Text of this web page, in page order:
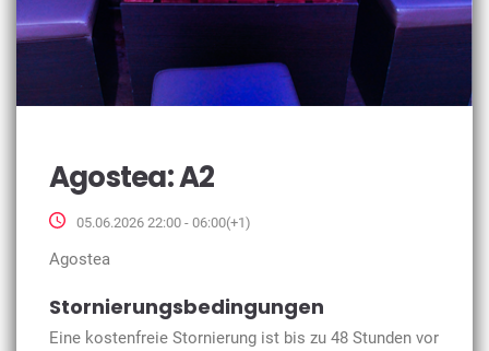
Agostea: A2
05.06.2026 22:00 - 06:00(+1)
Agostea
Stornierungsbedingungen
Eine kostenfreie Stornierung ist bis zu 48 Stunden vor